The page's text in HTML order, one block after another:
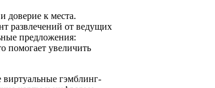
доверие к места.
развлечений от ведущих
предложения:
помогает увеличить
виртуальные гэмблинг-